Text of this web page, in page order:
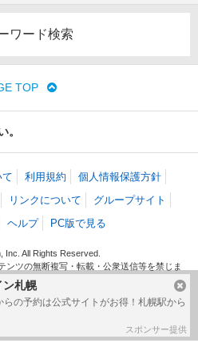
ン札幌
らの予約は公式サイトがお得！札幌駅から
スポンサー提供
ワード検索
TOP
。
利用規約
個人情報保護方針
リンクについて
グループサイト
ヘルプ PC版で見る
Inc. All Rights Reserved.
ンツの無断複写・転載・公衆送信等を禁じま
す。